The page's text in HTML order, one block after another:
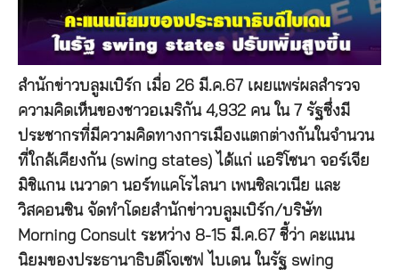
สำนักข่าวบลูมเบิร์ก เมื่อ 26 มี.ค.67 เผยแพร่ผลสำรวจ
ความคิดเห็นของชาวอเมริกัน 4,932 คน ใน 7 รัฐซึ่งมี
ประชากรที่มีความคิดทางการเมืองแตกต่างกันในจำนวน
ที่ใกล้เคียงกัน (swing states) ได้แก่ แอริโซนา จอร์เจีย
มิชิแกน เนวาดา นอร์ทแคโรไลนา เพนซิลเวเนีย และ
วิสคอนซิน จัดทำโดยสำนักข่าวบลูมเบิร์ก/บริษัท
Morning Consult ระหว่าง 8-15 มี.ค.67 ชี้ว่า คะแนน
นิยมของประธานาธิบดีโจเซฟ ไบเดน ในรัฐ swing